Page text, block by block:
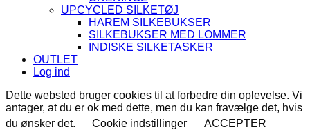
UPCYCLED SILKETØJ
HAREM SILKEBUKSER
SILKEBUKSER MED LOMMER
INDISKE SILKETASKER
OUTLET
Log ind
Dette websted bruger cookies til at forbedre din oplevelse. Vi
antager, at du er ok med dette, men du kan fravælge det, hvis
du ønsker det.
Cookie indstillinger
ACCEPTER